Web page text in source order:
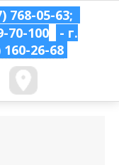
768-05-63;
70-100
- г.
160-26-68